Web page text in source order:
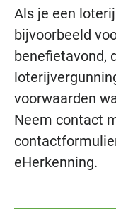
Als je een
bijvoorbeeld
benefietavond,
voorwaarden
Neem contact
eHerkenning.